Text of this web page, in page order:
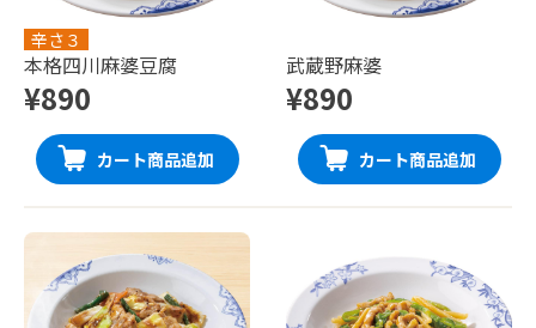
辛さ３
本格四川麻婆豆腐
¥890
カート商品追加
武蔵野麻婆
¥890
カート商品追加